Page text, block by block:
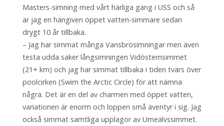
Masters-simning med vårt härliga gäng i USS och så
är jag en hängiven öppet vatten-simmare sedan
drygt 10 år tillbaka.
– Jag har simmat många Vansbrosimningar men även
testa udda saker långsimningen Vidösternsimmet
(21+ km) och jag har simmat tillbaka i tiden tvärs över
poolcirken (Swim the Arctic Circle) för att nämna
några. Det är en del av charmen med öppet vatten,
variationen är enorm och loppen små äventyr i sig. Jag
också simmat samtliga upplagor av Umeälvssimmet.